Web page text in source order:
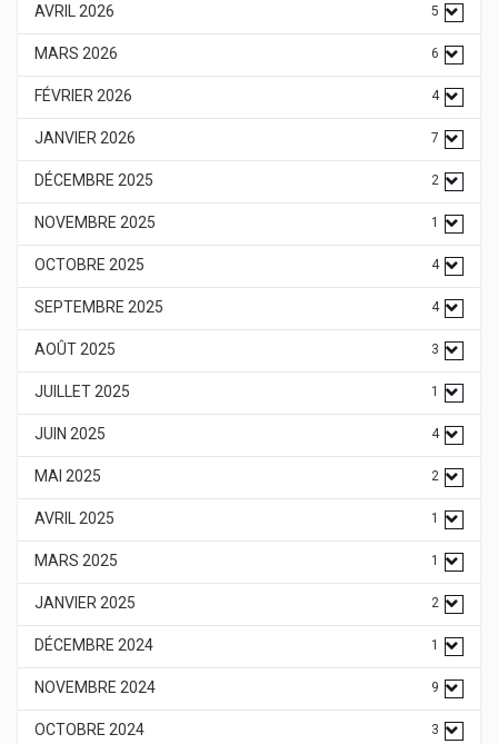
AVRIL 2026 5
MARS 2026 6
FÉVRIER 2026 4
JANVIER 2026 7
DÉCEMBRE 2025 2
NOVEMBRE 2025 1
OCTOBRE 2025 4
SEPTEMBRE 2025 4
AOÛT 2025 3
JUILLET 2025 1
JUIN 2025 4
MAI 2025 2
AVRIL 2025 1
MARS 2025 1
JANVIER 2025 2
DÉCEMBRE 2024 1
NOVEMBRE 2024 9
OCTOBRE 2024 3